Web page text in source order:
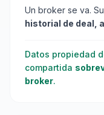
Un broker se va.
historial de deal,
Datos propiedad
compartida
broker.